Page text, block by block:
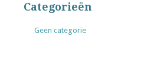
Categorieën
Geen categorie